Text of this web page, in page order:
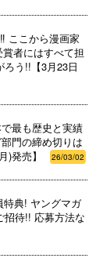
ここから漫画家
者にはすべて担
う!!【3月23日
最も歴史と実績
門の締め切りは
発売】
26/03/02
特典! ヤングマガ
招待!! 応募方法な